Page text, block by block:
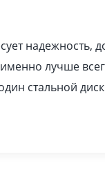
надежность,
именно лучше
стальной